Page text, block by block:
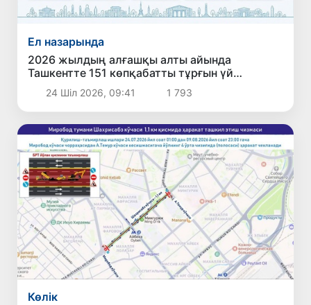
Ел назарында
2026 жылдың алғашқы алты айында
Ташкентте 151 көпқабатты тұрғын үй
пайдалануға берілді
24 Шіл 2026, 09:41 1 793
Көлік